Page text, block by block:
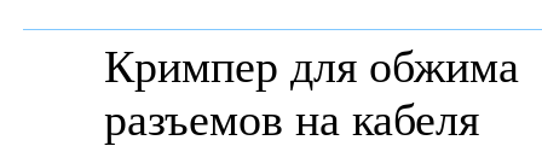
Кримпер для обжима
разъемов на кабеля